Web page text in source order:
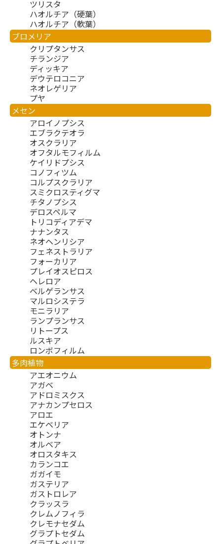
ツリスタ
ハオルチア（硬葉）
ハオルチア（軟葉）
ブロメリア
クリプタンサス
チランジア
ディッキア
デウテロコニア
ネオレゲリア
プヤ
メセン
アロイノプシス
エブラクテオラ
オスクラリア
オフタルモフィルム
ケイリドプシス
コノフィツム
コルプスクラリア
スミクロスティグマ
チタノプシス
デロスペルマ
トリコディアデマ
ナナンタス
ネオヘンリシア
フェネストラリア
フォーカリア
プレイオスピロス
ヘレロア
ベルゲランサス
マルロシステラ
モニラリア
ランプランサス
リトープス
ルスキア
ロンボフィルム
多肉植物
アエオニウム
アガベ
アドロミスクス
アナカンプセロス
アロエ
エケベリア
オトンナ
オルベア
オロスタキス
カランコエ
ガガイモ
ガステリア
ガストロレア
クラッスラ
クレムノフィラ
クレモナセダム
グラプトセダム